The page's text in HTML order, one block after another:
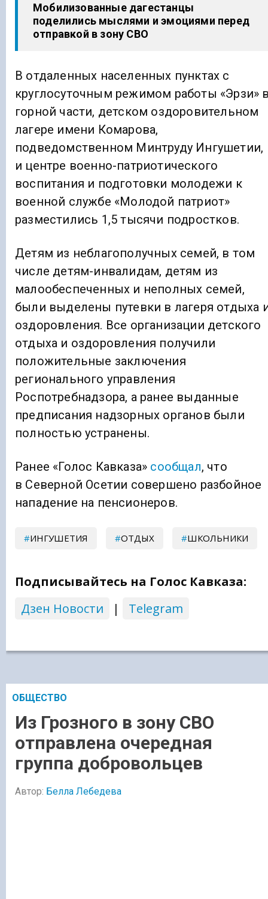
Мобилизованные дагестанцы
поделились мыслями и эмоциями перед
отправкой в зону СВО
В отдаленных населенных пунктах с
круглосуточным режимом работы «Эрзи»
горной части, детском оздоровительном
лагере имени Комарова,
подведомственном Минтруду Ингушетии,
и центре военно-патриотического
воспитания и подготовки молодежи к
военной службе «Молодой патриот»
разместились 1,5 тысячи подростков.
Детям из неблагополучных семей, в том
числе детям-инвалидам, детям из
малообеспеченных и неполных семей,
были выделены путевки в лагеря отдыха
оздоровления. Все организации детского
отдыха и оздоровления получили
положительные заключения
регионального управления
Роспотребнадзора, а ранее выданные
предписания надзорных органов были
полностью устранены.
Ранее «Голос Кавказа» сообщал, что
в Северной Осетии совершено разбойное
нападение на пенсионеров.
ИНГУШЕТИЯ ОТДЫХ ШКОЛЬНИКИ
Подписывайтесь на Голос Кавказа:
Дзен Новости
| Telegram
ОБЩЕСТВО
Из Грозного в зону СВО
отправлена очередная
группа добровольцев
Автор: Белла Лебедева